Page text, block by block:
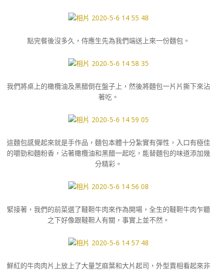
點完餐後沒多久，侍應生先為我們端送上來一份麵包。
我們將桌上的橄欖油及黑醋倒在盤子上，然後將麵包一片片撕下來沾
著吃。
這麵包感覺起來就是手作品，麵包本體十分紮實有彈性，入口有極佳
的嚼勁和麵粉香，沾著橄欖油和黑醋一起吃，能替麵包的味道添加幾
分精彩。
緊接著，我們的前菜選了韃靼牛肉來作為開場，全生的韃靼牛肉乍聽
之下好像跟韃靼人有關，事實上並不然。
鮮紅的牛肉肉片上放上了大量芝麻葉和大片起司，外型賣相看起來非